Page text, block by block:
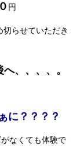
円
切らせていただき
、、、、。
に？？？？
なくても体験で